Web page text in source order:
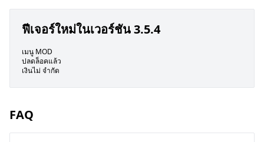
ฟีเจอร์ใหม่ในเวอร์ชัน 3.5.4
เมนู MOD
ปลดล็อคแล้ว
เงินไม่ จำกัด
FAQ